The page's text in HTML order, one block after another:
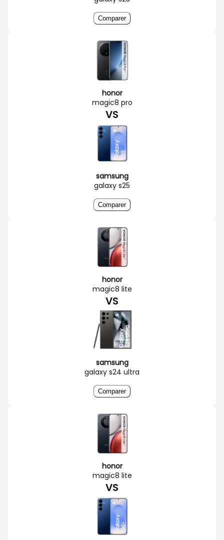
Comparer
honor
magic8 pro
VS
samsung
galaxy s25
Comparer
honor
magic8 lite
VS
samsung
galaxy s24 ultra
Comparer
honor
magic8 lite
VS